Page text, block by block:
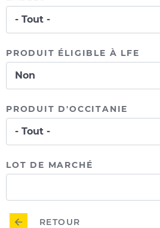
PRODUIT ÉLIGIBLE À LFE
PRODUIT D'OCCITANIE
LOT DE MARCHÉ
RETOUR